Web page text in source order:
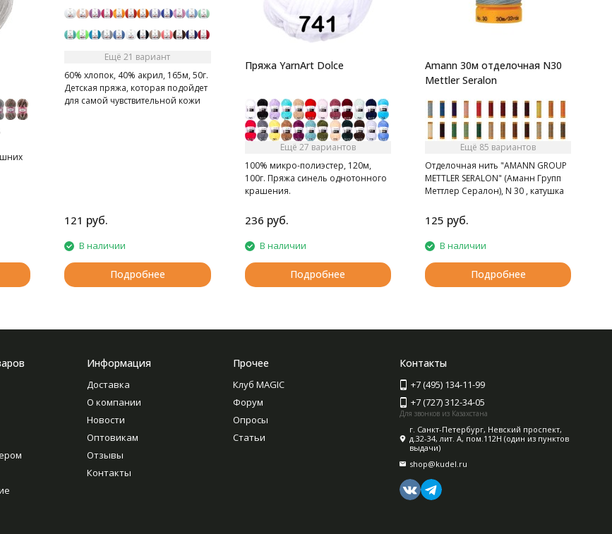
Ещё 21 вариант
60% хлопок, 40% акрил, 165м, 50г.
Детская пряжа, которая подойдет
для самой чувствительной кожи
121 руб.
В наличии
Подробнее
Пряжа YarnArt Dolce
Ещё 27 вариантов
100% микро-полиэстер, 120м,
100г. Пряжа синель однотонного
крашения.
236 руб.
В наличии
Подробнее
Amann 30м отделочная N30
Mettler Seralon
Ещё 85 вариантов
Отделочная нить "AMANN GROUP
METTLER SERALON" (Аманн Групп
Меттлер Сералон), N 30 , катушка
125 руб.
В наличии
Подробнее
Информация
Доставка
О компании
Новости
Оптовикам
Отзывы
Контакты
Прочее
Клуб MAGIC
Форум
Опросы
Статьи
Контакты
+7 (495) 134-11-99
+7 (727) 312-34-05
Для звонков из Казахстана
г. Санкт-Петербург, Невский проспект,
д.32-34, лит. А, пом.112Н (один из пунктов
выдачи)
shop@kudel.ru